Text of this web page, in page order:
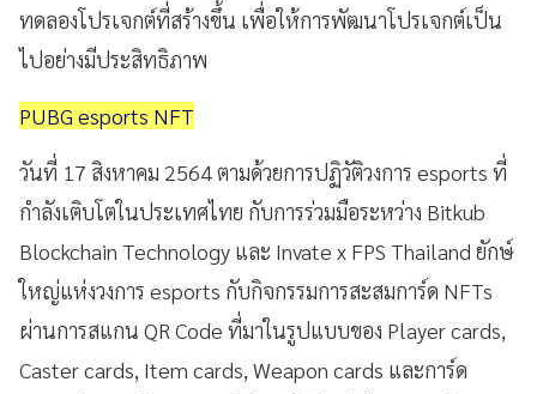
ทดลองโปรเจกต์ที่สร้างขึ้น เพื่อให้การพัฒนาโปรเจกต์เป็น
ไปอย่างมีประสิทธิภาพ
PUBG esports NFT
วันที่ 17 สิงหาคม 2564 ตามด้วยการปฏิวัติวงการ esports ที่
กำลังเติบโตในประเทศไทย กับการร่วมมือระหว่าง Bitkub
Blockchain Technology และ Invate x FPS Thailand ยักษ์
ใหญ่แห่งวงการ esports กับกิจกรรมการสะสมการ์ด NFTs
ผ่านการสแกน QR Code ที่มาในรูปแบบของ Player cards,
Caster cards, Item cards, Weapon cards และการ์ด